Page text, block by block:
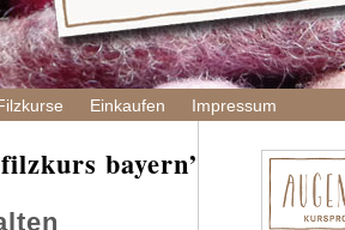
Einkaufen Impressum
bayern’